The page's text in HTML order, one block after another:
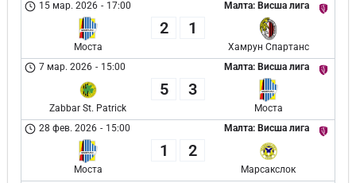
Малта: Висша лига
15 мар. 2026 - 17:00
Моста
2 1
Хамрун Спартанс
Малта: Висша лига
7 мар. 2026 - 15:00
Zabbar St. Patrick
5 3
Моста
Малта: Висша лига
28 фев. 2026 - 15:00
Моста
1 2
Марсакслок